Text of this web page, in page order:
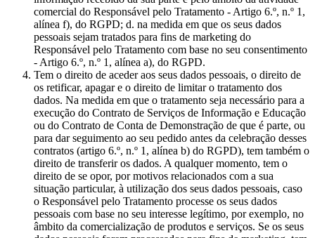
comercial do Responsável pelo Tratamento - Artigo 6.º, n.º 1,
alínea f), do RGPD; d. na medida em que os seus dados
pessoais sejam tratados para fins de marketing do
Responsável pelo Tratamento com base no seu consentimento
- Artigo 6.º, n.º 1, alínea a), do RGPD.
Tem o direito de aceder aos seus dados pessoais, o direito de
os retificar, apagar e o direito de limitar o tratamento dos
dados. Na medida em que o tratamento seja necessário para a
execução do Contrato de Serviços de Informação e Educação
ou do Contrato de Conta de Demonstração de que é parte, ou
para dar seguimento ao seu pedido antes da celebração desses
contratos (artigo 6.º, n.º 1, alínea b) do RGPD), tem também o
direito de transferir os dados. A qualquer momento, tem o
direito de se opor, por motivos relacionados com a sua
situação particular, à utilização dos seus dados pessoais, caso
o Responsável pelo Tratamento processe os seus dados
pessoais com base no seu interesse legítimo, por exemplo, no
âmbito da comercialização de produtos e serviços. Se os seus